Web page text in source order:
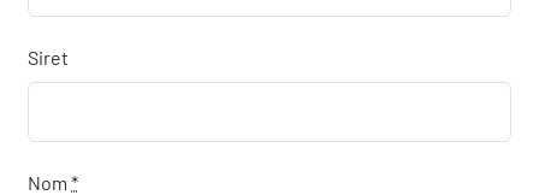
Qui sommes-nous
Actualités
Siret
Nom*